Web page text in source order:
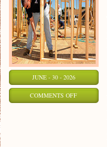
JUNE - 30 - 2026
COMMENTS OFFON